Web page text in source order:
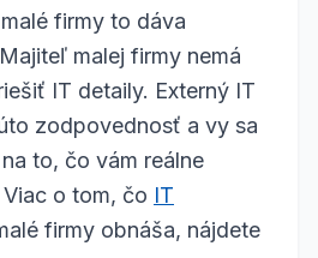
firmy to dáva
malej firmy nemá
IT detaily. Externý IT
zodpovednosť a vy sa
to, čo vám reálne
o tom, čo IT
firmy obnáša, nájdete